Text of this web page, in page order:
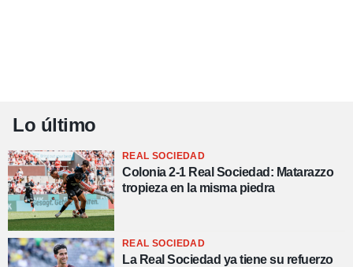
Lo último
REAL SOCIEDAD
Colonia 2-1 Real Sociedad: Matarazzo
tropieza en la misma piedra
REAL SOCIEDAD
La Real Sociedad ya tiene su refuerzo